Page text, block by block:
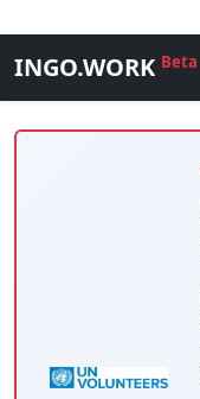
INGO.WORK Beta